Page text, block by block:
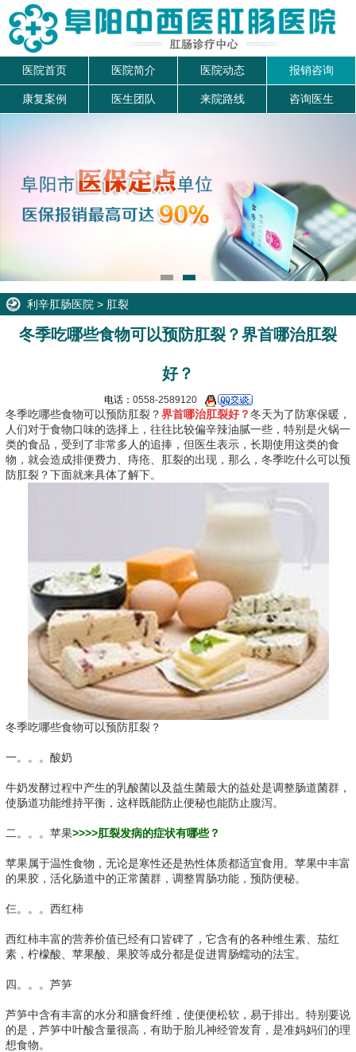
医院首页 医院简介 医院动态 报销咨询
康复案例 医生团队 来院路线 咨询医生
利辛肛肠医院 > 肛裂
冬季吃哪些食物可以预防肛裂？界首哪治肛裂
好？
电话： 0558-2589120
冬季吃哪些食物可以预防肛裂？界首哪治肛裂好？冬天为了防寒保暖，
人们对于食物口味的选择上，往往比较偏辛辣油腻一些，特别是火锅一
类的食品，受到了非常多人的追捧，但医生表示，长期使用这类的食
物，就会造成排便费力、痔疮、肛裂的出现，那么，冬季吃什么可以预
防肛裂？下面就来具体了解下。
冬季吃哪些食物可以预防肛裂？
一。。。酸奶
牛奶发酵过程中产生的乳酸菌以及益生菌最大的益处是调整肠道菌群，
使肠道功能维持平衡，这样既能防止便秘也能防止腹泻。
二。。。苹果>>>>肛裂发病的症状有哪些？
苹果属于温性食物，无论是寒性还是热性体质都适宜食用。苹果中丰富
的果胶，活化肠道中的正常菌群，调整胃肠功能，预防便秘。
仨。。。西红柿
西红柿丰富的营养价值已经有口皆碑了，它含有的各种维生素、茄红
素，柠檬酸、苹果酸、果胶等成分都是促进胃肠蠕动的法宝。
四。。。芦笋
芦笋中含有丰富的水分和膳食纤维，使便便松软，易于排出。特别要说
的是，芦笋中叶酸含量很高，有助于胎儿神经管发育，是准妈妈们的理
想食物。